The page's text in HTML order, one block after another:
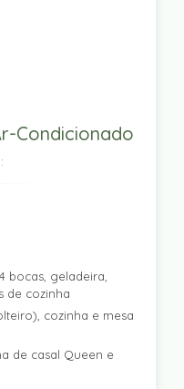
Condicionado
bocas, geladeira,
de cozinha
cozinha e mesa
de casal Queen e